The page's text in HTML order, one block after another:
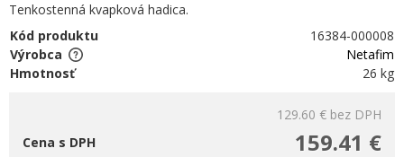
Tenkostenná kvapková hadica.
Kód produktu
16384-000008
Výrobca
Netafim
Hmotnosť
26 kg
129.60 € bez DPH
159.41 €
Cena s DPH